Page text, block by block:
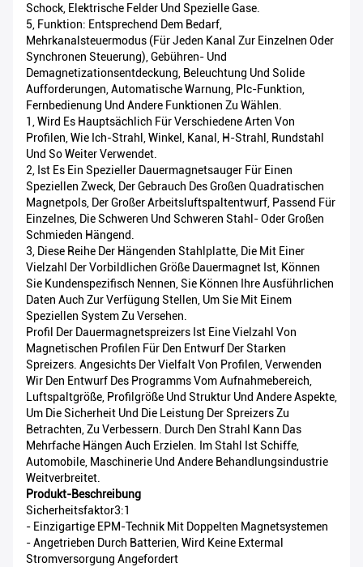
Schock, Elektrische Felder Und Spezielle Gase.
5, Funktion: Entsprechend Dem Bedarf,
Mehrkanalsteuermodus (für Jeden Kanal Zur Einzelnen Oder
Synchronen Steuerung), Gebühren- Und
Demagnetizationsentdeckung, Beleuchtung Und Solide
Aufforderungen, Automatische Warnung, Plc-Funktion,
Fernbedienung Und Andere Funktionen Zu Wählen.
1, Wird Es Hauptsächlich Für Verschiedene Arten Von
Profilen, Wie Ich-Strahl, Winkel, Kanal, H-Strahl, Rundstahl
Und So Weiter Verwendet.
2, Ist Es Ein Spezieller Dauermagnetsauger Für Einen
Speziellen Zweck, Der Gebrauch Des Großen Quadratischen
Magnetpols, Der Großer Arbeitsluftspaltentwurf, Passend Für
Einzelnes, Die Schweren Und Schweren Stahl- Oder Großen
Schmieden Hängend.
3, Diese Reihe Der Hängenden Stahlplatte, Die Mit Einer
Vielzahl Der Vorbildlichen Größe Dauermagnet Ist, Können
Sie Kundenspezifisch Nennen, Sie Können Ihre Ausführlichen
Daten Auch Zur Verfügung Stellen, Um Sie Mit Einem
Speziellen System Zu Versehen.
Profil Der Dauermagnetspreizers Ist Eine Vielzahl Von
Magnetischen Profilen Für Den Entwurf Der Starken
Spreizers. Angesichts Der Vielfalt Von Profilen, Verwenden
Wir Den Entwurf Des Programms Vom Aufnahmebereich,
Luftspaltgröße, Profilgröße Und Struktur Und Andere Aspekte,
Um Die Sicherheit Und Die Leistung Der Spreizers Zu
Betrachten, Zu Verbessern. Durch Den Strahl Kann Das
Mehrfache Hängen Auch Erzielen. Im Stahl Ist Schiffe,
Automobile, Maschinerie Und Andere Behandlungsindustrie
Weitverbreitet.
Produkt-Beschreibung
Sicherheitsfaktor3:1
- Einzigartige EPM-Technik Mit Doppelten Magnetsystemen
- Angetrieben Durch Batterien, Wird Keine Extermal
Stromversorgung Angefordert